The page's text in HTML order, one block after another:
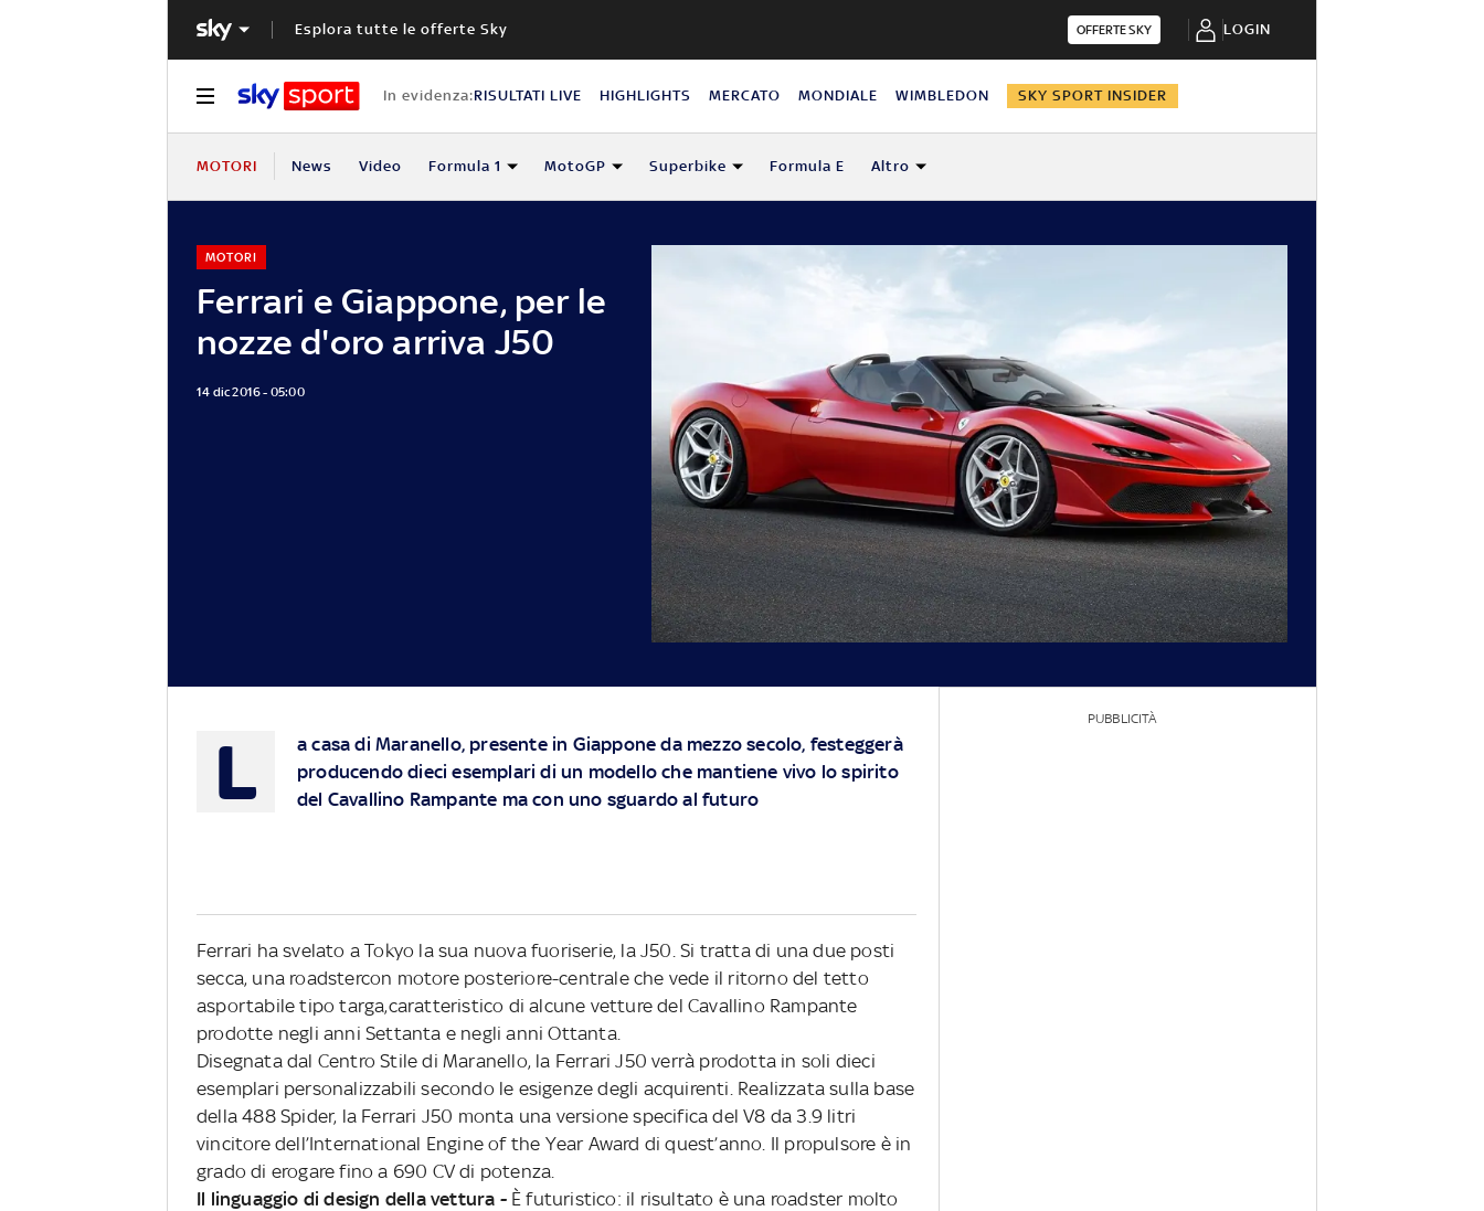
Esplora tutte le offerte Sky OFFERTE SKY LOGIN
In evidenza:RISULTATI LIVE HIGHLIGHTS MERCATO MONDIALE WIMBLEDON SKY SPORT INSIDER
MOTORI News Video Formula 1 MotoGP Superbike Formula E Altro
Ferrari e Giappone, per le
nozze d'oro arriva J50
MOTORI
14 dic 2016 - 05:00
L
a casa di Maranello, presente in Giappone da mezzo secolo, festeggerà
producendo dieci esemplari di un modello che mantiene vivo lo spirito
del Cavallino Rampante ma con uno sguardo al futuro
Ferrari ha svelato a Tokyo la sua nuova fuoriserie, la J50. Si tratta di una due posti
secca, una roadstercon motore posteriore-centrale che vede il ritorno del tetto
asportabile tipo targa,caratteristico di alcune vetture del Cavallino Rampante
prodotte negli anni Settanta e negli anni Ottanta.
Disegnata dal Centro Stile di Maranello, la Ferrari J50 verrà prodotta in soli dieci
esemplari personalizzabili secondo le esigenze degli acquirenti. Realizzata sulla base
della 488 Spider, la Ferrari J50 monta una versione specifica del V8 da 3.9 litri
vincitore dell’International Engine of the Year Award di quest’anno. Il propulsore è in
grado di erogare fino a 690 CV di potenza.
Il linguaggio di design della vettura - È futuristico: il risultato è una roadster molto
PUBBLICITÀ